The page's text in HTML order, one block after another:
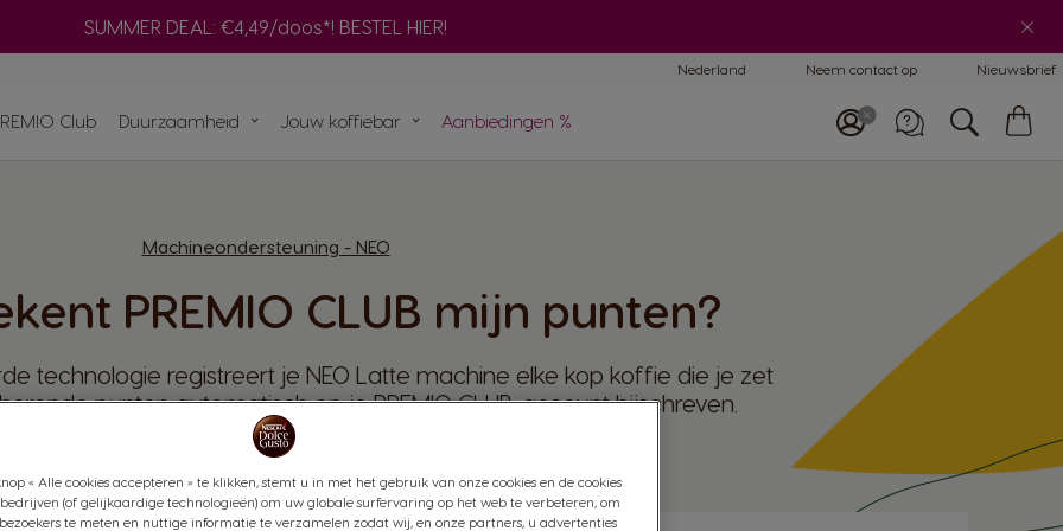
SUMMER DEAL: €4,49/doos*! BESTEL HIER!
Nederland Neem contact op Nieuwsbrief
Snel opnieuw
Vergelijking
Adapter
Bereid een selectie zwarte NEO-
Club Duurzaamheid Jouw koffiebar Aanbiedingen %
Machineondersteuning - NEO
PREMIO CLUB mijn punten?
technologie registreert je NEO Latte machine elke kop koffie die je zet
punten automatisch op je PREMIO CLUB-account bijschreven.
« Alle cookies accepteren » te klikken, stemt u in met het gebruik van onze cookies en de cookies
(of gelijkaardige technologieën) om uw globale surfervaring op het web te verbeteren, om
te meten en nuttige informatie te verzamelen zodat wij, en onze partners, u advertenties